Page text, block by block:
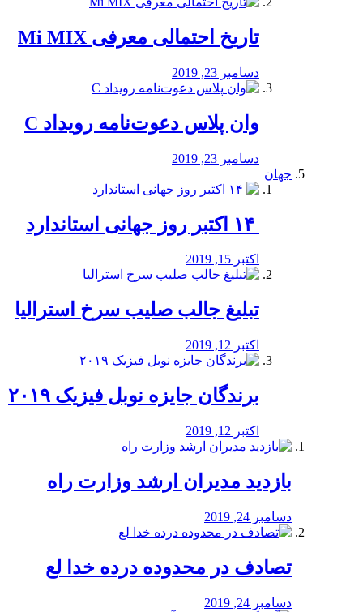
تاریخ احتمالی معرفی Mi MIX
دسامبر 23, 2019
وان پلاس دعوت‌نامه رویداد C
دسامبر 23, 2019
جهان
اکتبر 15, 2019
تبلیغ جالب صلیب سرخ استرالیا
اکتبر 12, 2019
برندگان جایزه نوبل فیزیک ۲۰۱۹
اکتبر 12, 2019
بازدید مدیران ارشد وزارت راه
دسامبر 24, 2019
تصادف در محدوده درده خدا لع
دسامبر 24, 2019